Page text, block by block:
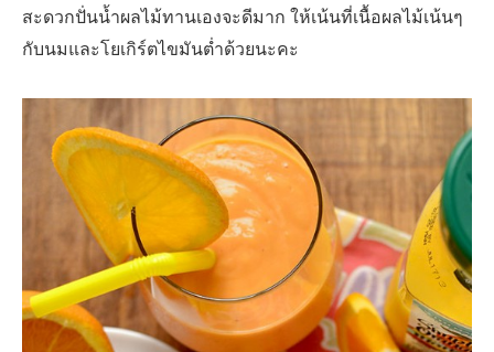
สะดวกปั่นน้ำผลไม้ทานเองจะดีมาก ให้เน้นที่เนื้อผลไม้เน้นๆ
กับนมและโยเกิร์ตไขมันต่ำด้วยนะคะ